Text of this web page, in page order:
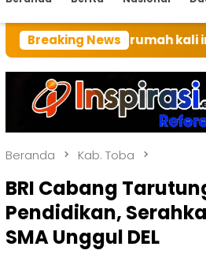
Breaking News
rumah kali ini BRI Unit
Beranda Kab. Toba
BRI Cabang
Pendidikan,
SMA Unggul DEL